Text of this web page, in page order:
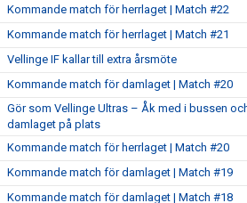
Kommande match för herrlaget | Match #22
Kommande match för herrlaget | Match #21
Vellinge IF kallar till extra årsmöte
Kommande match för damlaget | Match #20
Gör som Vellinge Ultras – Åk med i bussen
damlaget på plats
Kommande match för herrlaget | Match #20
Kommande match för damlaget | Match #19
Kommande match för damlaget | Match #18